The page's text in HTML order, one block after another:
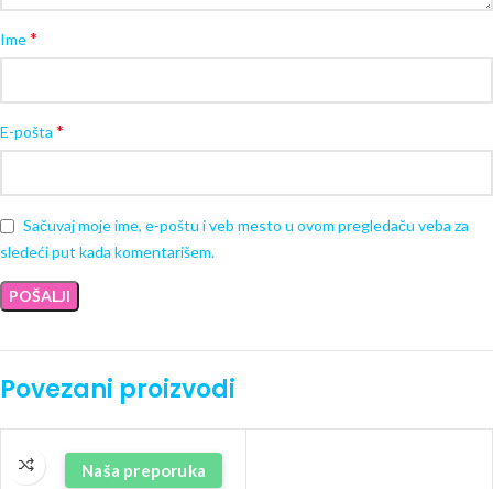
Ime*
E-pošta *
Sačuvaj moje ime, e-poštu i veb mesto u ovom pregledaču veba za
sledeći put kada komentarišem.
Povezani proizvodi
Naša preporuka